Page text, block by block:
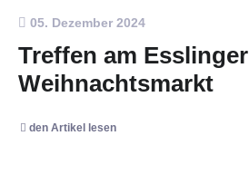
05. Dezember 2024
Treffen am Esslinger
Weihnachtsmarkt
den Artikel lesen